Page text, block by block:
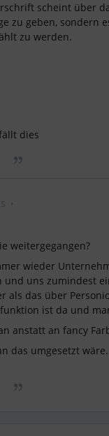
scheint über
zu geben, sondern
zu werden.
dies
weitergegangen?
wieder
und uns zumindest
als das über
ist da und
anstatt an fancy
das umgesetzt wäre.